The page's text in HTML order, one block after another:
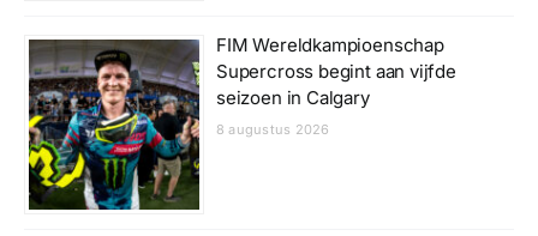
FIM Wereldkampioenschap
Supercross begint aan vijfde
seizoen in Calgary
8 augustus 2026